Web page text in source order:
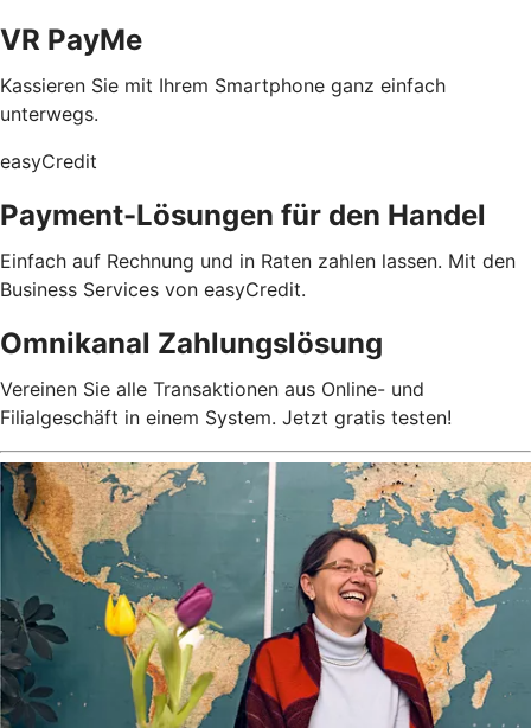
VR PayMe
Kassieren Sie mit Ihrem Smartphone ganz einfach
unterwegs.
easyCredit
Payment-Lösungen für den Handel
Einfach auf Rechnung und in Raten zahlen lassen. Mit den
Business Services von easyCredit.
Omnikanal Zahlungslösung
Vereinen Sie alle Transaktionen aus Online- und
Filialgeschäft in einem System. Jetzt gratis testen!